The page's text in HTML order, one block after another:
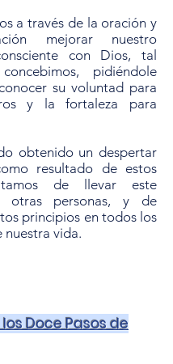
a través de la oración y
mejorar nuestro
con Dios, tal
pidiéndole
su voluntad para
y la fortaleza para
obtenido un despertar
resultado de estos
de llevar este
otras personas, y de
principios en todos los
nuestra vida.
Doce Pasos de